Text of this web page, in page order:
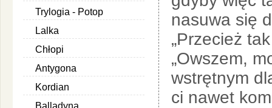
Trylogia - Potop
Lalka
Chłopi
Antygona
Kordian
Balladyna
nasuwa się
„Przecież
„Owszem,
wstrętnym
ci nawet